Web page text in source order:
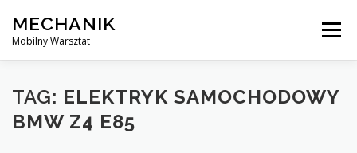
content
MECHANIK
Mobilny Warsztat
Menu
MOBILNY MECHANIK ELEKTRYK SAMOCHODOWY
TAG: ELEKTRYK SAMOCHODOWY
BMW Z4 E85